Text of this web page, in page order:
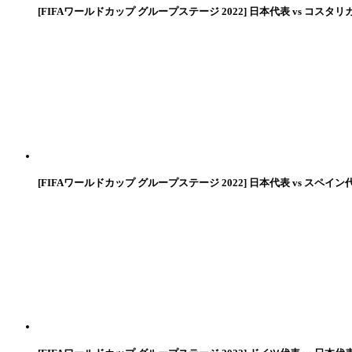
[FIFAワールドカップ グループステージ 2022] 日本代表 vs コスタリ
[FIFAワールドカップ グループステージ 2022] 日本代表 vs スペイン